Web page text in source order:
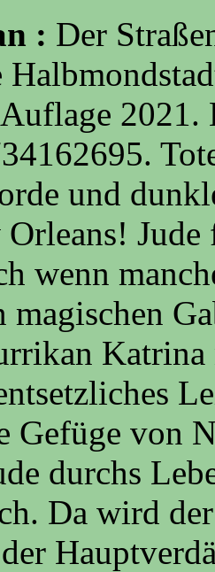
: Der
2021.
und
Orleans!
wenn
magischen
Gefüge von
durchs
Da wird